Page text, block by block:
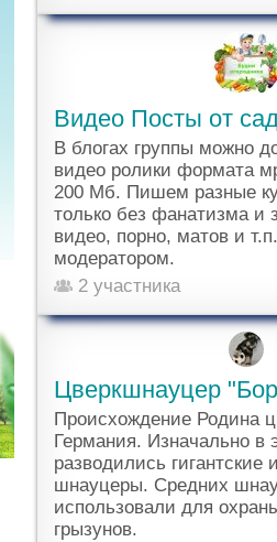
Видео Посты от
В блогах группы можно
видео ролики формата
200 Мб. Пишем разные
только без фанатизма и
видео, порно, матов и
модератором.
2 участника
Цверкшнауцер
Происхождение Родина
Германия. Изначально в
разводились гигантские
шнауцеры. Средних
использовали для
грызунов.